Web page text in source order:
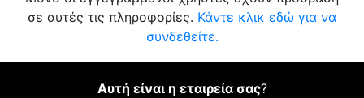
σε αυτές τις πληροφορίες. Κάντε κλικ εδώ για να
συνδεθείτε.
Αυτή είναι η εταιρεία σας?